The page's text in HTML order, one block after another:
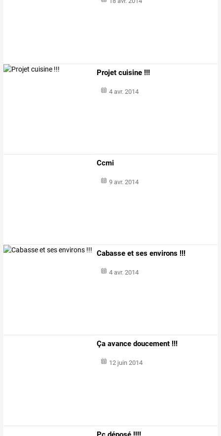
Projet cuisine !!!
4 avr. 2014
Ccmi
9 avr. 2014
Cabasse et ses environs !!!
4 avr. 2014
Ça avance doucement !!!
12 juin 2014